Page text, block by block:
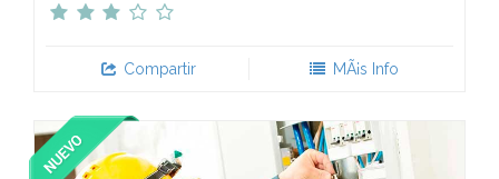
Compartir MÃ¡s Info